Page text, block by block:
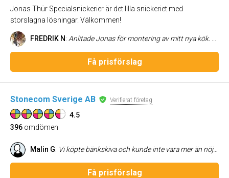
Jonas Thür Specialsnickerier är det lilla snickeriet med
storslagna lösningar. Välkommen!
FREDRIK N: Anlitade Jonas för montering av mitt nya kök. Trevlig, proffsig och noggrann. Rekommenderas!
Få prisförslag
Stonecom Sverige AB Verifierat företag
4.5
396 omdömen
Malin G: Vi köpte bänkskiva och kunde inte vara mer än nöjda. Snabb leverans, fin sten, bra pris och trevligt bemötande. Vissa saker gjorde mig lite osäker i början som stavfel på hemsidan och lite svårigheter att få kontakt. Men det var inget som jag hade behövt oroa mig för. Rekommenderas!
Få prisförslag